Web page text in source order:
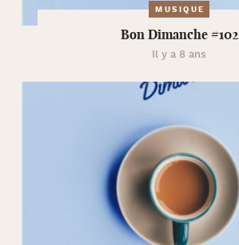
MUSIQUE
Bon Dimanche #102
Il y a 8 ans